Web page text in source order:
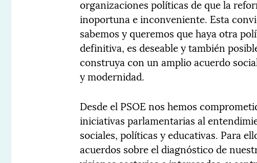
organizaciones políticas de que la
inoportuna e inconveniente. Esta
sabemos y queremos que haya otra
definitiva, es deseable y también
construya con un amplio acuerdo
y modernidad.
Desde el PSOE nos hemos
iniciativas parlamentarias al
sociales, políticas y educativas. Para
acuerdos sobre el diagnóstico de